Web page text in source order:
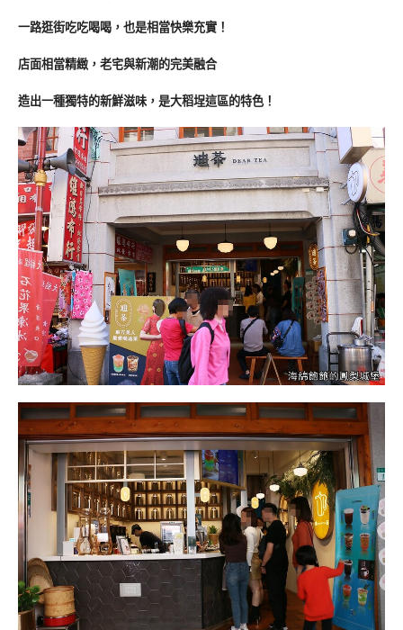
一路逛街吃吃喝喝，也是相當快樂充實！
店面相當精緻，老宅與新潮的完美融合
造出一種獨特的新鮮滋味，是大稻埕這區的特色！